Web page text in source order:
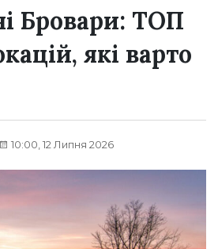
Бровари: ТОП
які варто
10:00, 12 Липня 2026